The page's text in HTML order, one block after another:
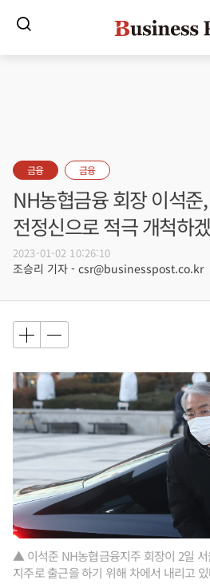
금융 금융
NH농협금융 회장 이석준
전정신으로 적극 개척하
2023-01-02 10:26:10
조승리 기자 - csr@businesspost.co.kr
▲ 이석준 NH농협금융지주 회장이 2일
지주로 출근을 하기 위해 차에서 내리고